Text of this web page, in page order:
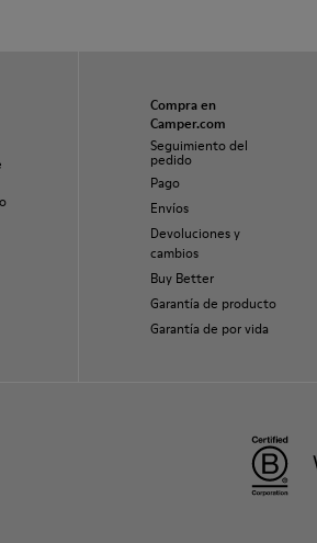
Compra en
Camper.com
Seguimiento del
pedido
Pago
Envíos
Devoluciones y
cambios
Buy Better
Garantía de producto
Garantía de por vida